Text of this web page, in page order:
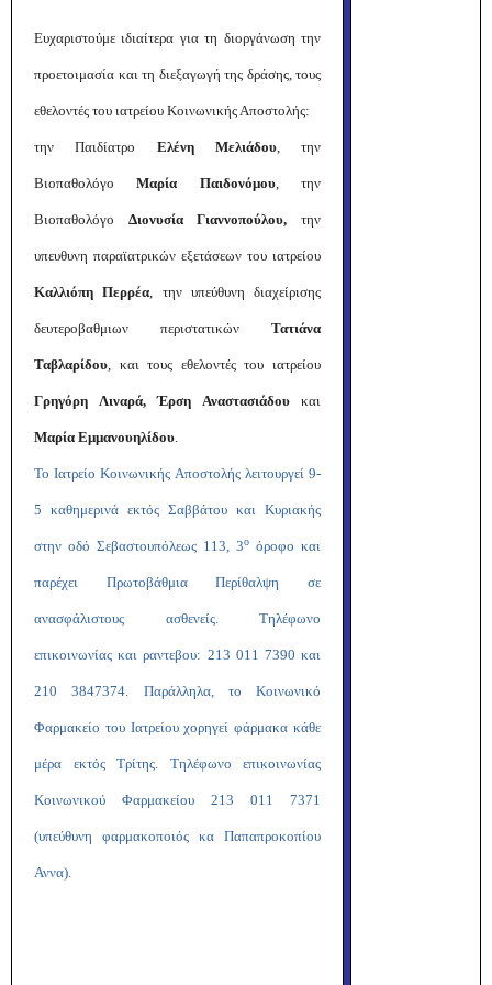
Ευχαριστούμε ιδιαίτερα για τη διοργάνωση την
προετοιμασία και τη διεξαγωγή της δράσης, τους
εθελοντές του ιατρείου Κοινωνικής Αποστολής:
την Παιδίατρο Ελένη Μελιάδου, την
ΒιοπαθολόγοΜαρία Παιδονόμου, την
Βιοπαθολόγο Διονυσία Γιαννοπούλου, την
υπευθυνη παραϊατρικών εξετάσεων του ιατρείου
Καλλιόπη Περρέα, την υπεύθυνη διαχείρισης
δευτεροβαθμιων περιστατικών Τατιάνα
Ταβλαρίδου, και τους εθελοντές του ιατρείου
Γρηγόρη Λιναρά, Έρση Αναστασιάδου και
Μαρία Εμμανουηλίδου.
Το Ιατρείο Κοινωνικής Αποστολής λειτουργεί 9-
5 καθημερινά εκτός Σαββάτου και Κυριακής
στην οδό Σεβαστουπόλεως 113, 3ο όροφο και
παρέχει Πρωτοβάθμια Περίθαλψη σε
ανασφάλιστους ασθενείς. Τηλέφωνο
επικοινωνίας και ραντεβου: 213 011 7390 και
210 3847374. Παράλληλα, το Κοινωνικό
Φαρμακείο του Ιατρείου χορηγεί φάρμακα κάθε
μέρα εκτός Τρίτης. Τηλέφωνο επικοινωνίας
Κοινωνικού Φαρμακείου 213 011 7371
(υπεύθυνη φαρμακοποιός κα Παπαπροκοπίου
Αννα).